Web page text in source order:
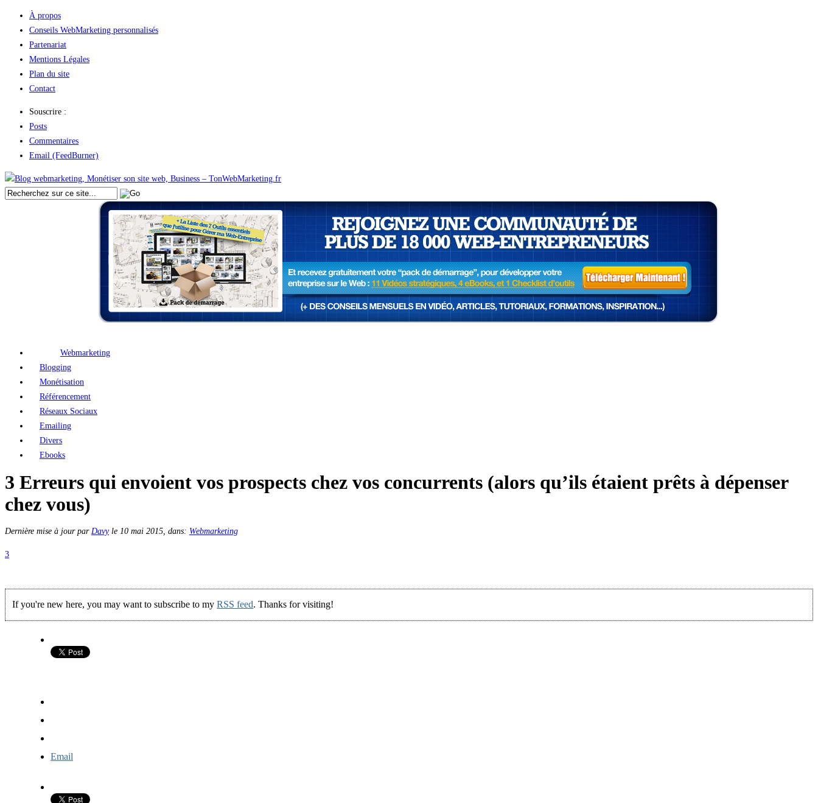
À propos
Conseils WebMarketing personnalisés
Partenariat
Mentions Légales
Plan du site
Contact
Souscrire :
Posts
Commentaires
Email (FeedBurner)
Webmarketing
Blogging
Monétisation
Référencement
Réseaux Sociaux
Emailing
Divers
Ebooks
3 Erreurs qui envoient vos prospects chez vos concurrents (alors qu’ils étaient prêts à dépenser
chez vous)
Dernière mise à jour par Davyle 10 mai 2015, dans: Webmarketing
3
If you're new here, you may want to subscribe to myRSS feed. Thanks for visiting!
Email